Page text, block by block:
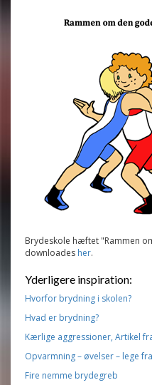
Brydeskole hæftet "Rammen
downloades her.
Yderligere inspiration:
Hvorfor brydning i skolen?
Hvad er brydning?
Kærlige aggressioner, Artikel
Opvarmning – øvelser – lege
Fire nemme brydegreb